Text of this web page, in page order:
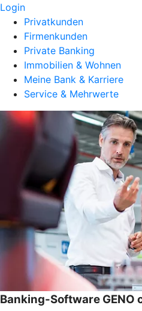
Login
Privatkunden
Firmenkunden
Private Banking
Immobilien & Wohnen
Meine Bank & Karriere
Service & Mehrwerte
Banking-Software GENO